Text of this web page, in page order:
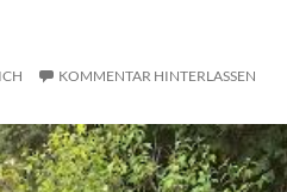
KOMMENTAR HINTERLASSEN